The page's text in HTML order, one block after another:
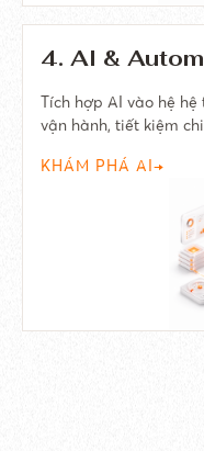
4. AI &
Tích hợp AI vào hệ hệ
vận hành, tiết kiệm
KHÁM PHÁ AI→